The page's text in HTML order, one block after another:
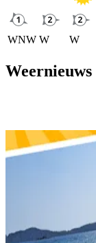
WNW W W
Weernieuws